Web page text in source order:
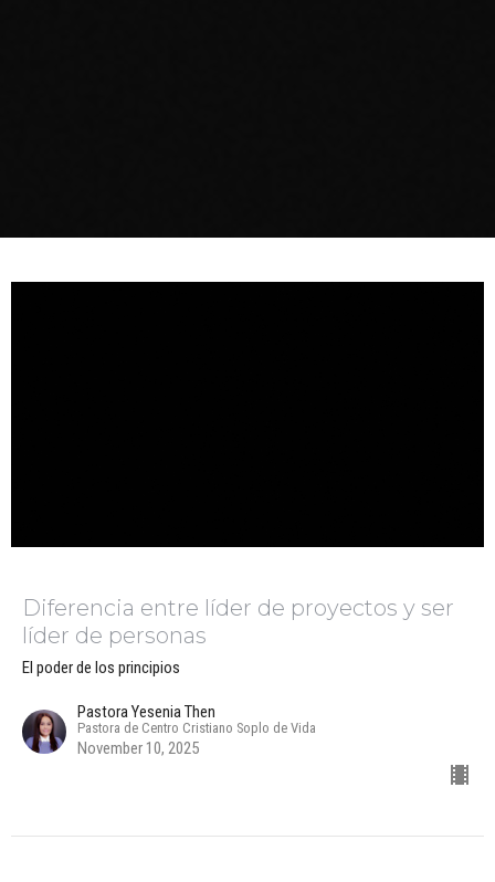
Diferencia entre líder de proyectos y ser
líder de personas
El poder de los principios
Pastora Yesenia Then
Pastora de Centro Cristiano Soplo de Vida
November 10, 2025